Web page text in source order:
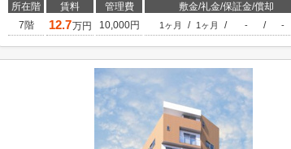
所在階 賃料 管理費 敷金/礼金/保証金/償却
7階
12.7万円 10,000円 1ヶ月 / 1ヶ月 / - / -